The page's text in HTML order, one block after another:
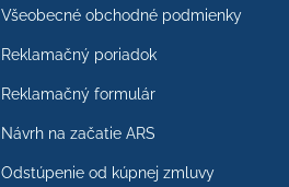
Všeobecné obchodné podmienky
Reklamačný poriadok
Reklamačný formulár
Návrh na začatie ARS
Odstúpenie od kúpnej zmluvy